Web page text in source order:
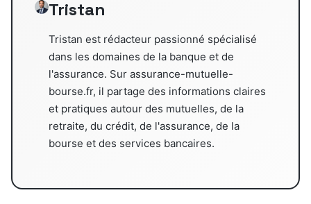
Tristan
Tristan est rédacteur passionné spécialisé
dans les domaines de la banque et de
l'assurance. Sur assurance-mutuelle-
bourse.fr, il partage des informations claires
et pratiques autour des mutuelles, de la
retraite, du crédit, de l'assurance, de la
bourse et des services bancaires.